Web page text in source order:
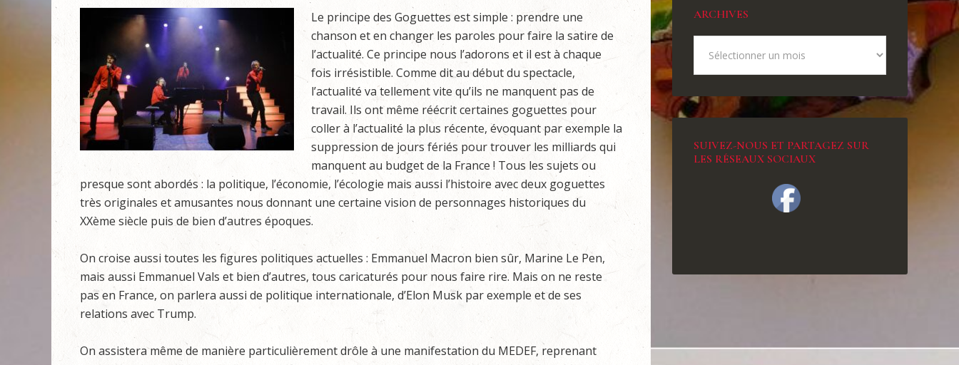
Le principe des Goguettes est simple : prendre une
chanson et en changer les paroles pour faire la satire de
l’actualité. Ce principe nous l’adorons et il est à chaque
fois irrésistible. Comme dit au début du spectacle,
l’actualité va tellement vite qu’ils ne manquent pas de
travail. Ils ont même réécrit certaines goguettes pour
coller à l’actualité la plus récente, évoquant par exemple la
suppression de jours fériés pour trouver les milliards qui
manquent au budget de la France ! Tous les sujets ou
presque sont abordés : la politique, l’économie, l’écologie mais aussi l’histoire avec deux goguettes
très originales et amusantes nous donnant une certaine vision de personnages historiques du
XXème siècle puis de bien d’autres époques.
On croise aussi toutes les figures politiques actuelles : Emmanuel Macron bien sûr, Marine Le Pen,
mais aussi Emmanuel Vals et bien d’autres, tous caricaturés pour nous faire rire. Mais on ne reste
pas en France, on parlera aussi de politique internationale, d’Elon Musk par exemple et de ses
relations avec Trump.
On assistera même de manière particulièrement drôle à une manifestation du MEDEF, reprenant
ARCHIVES
SUIVEZ-NOUS ET PARTAGEZ SUR
LES RÉSEAUX SOCIAUX